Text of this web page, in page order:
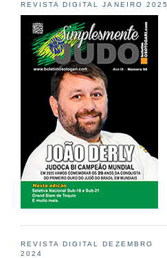
REVISTA DIGITAL JANEIRO 2025
REVISTA DIGITAL DEZEMBRO
2024